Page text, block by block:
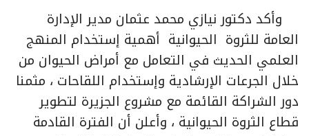
وأكد دكتور نيازي محمد عثمان مدير الإدارة
العامة للثروة الحيوانية أهمية إستخدام المنهج
العلمي الحديث في التعامل مع أمراض الحيوان من
خلال الجرعات الإرشادية وإستخدام اللقاحات ، مثمنا
دور الشراكة القائمة مع مشروع الجزيرة لتطوير
قطاع الثروة الحيوانية ، وأعلن أن الفترة القادمة